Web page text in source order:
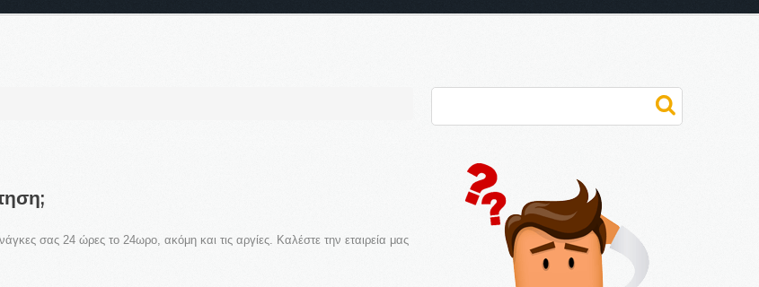
αυτό που κάνουμε γι' αυτό και προσφέρουμε μοναδικές
ΝΈΑ ΙΣΤΟΣΕΛΊΔΑ
Στα πλαίσια της
συνεχούς
Κωδικός
σας 24 ώρες το 24ωρο, ακόμη και τις αργίες. Καλέστε την εταιρεία μας